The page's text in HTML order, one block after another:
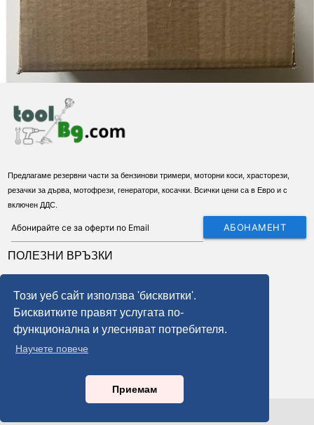
Този уеб сайт използва 'бисквитки'.
Бисквитките правят услугата по-
функционална и улесняват потребителя.
Научете повече
Приемам
Предлагаме резервни части за бензинови тримери, моторни коси, храсторези,
резачки за дърва, мотофрези, генератори, косачки. Всички цени са в Евро и с
включен ДДС.
АБОНАМЕНТ
ПОЛЕЗНИ ВРЪЗКИ
Условия
Доставка
Връщане на стока